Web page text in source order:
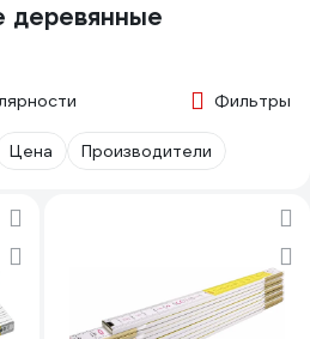
деревянные
Фильтры
Цена Производители